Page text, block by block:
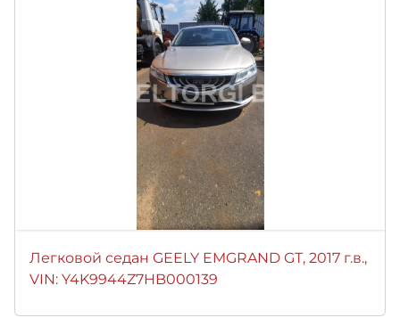
Легковой седан GEELY EMGRAND GТ, 2017 г.в.,
VIN: Y4K9944Z7HB000139